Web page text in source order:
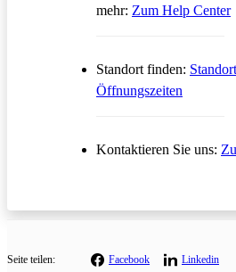
mehr: Zum Help Center
Standort finden:
Öffnungszeiten
Kontaktieren Sie uns:
Seite teilen: Facebook Linkedin